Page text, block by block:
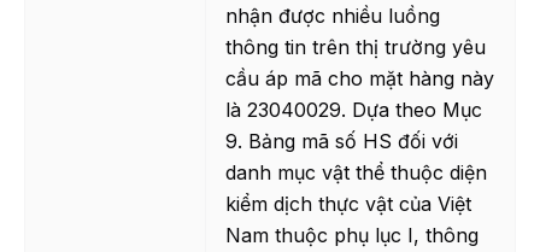
nhận được nhiều luồng
thông tin trên thị trường yêu
cầu áp mã cho mặt hàng này
là 23040029. Dựa theo Mục
9. Bảng mã số HS đối với
danh mục vật thể thuộc diện
kiểm dịch thực vật của Việt
Nam thuộc phụ lục I, thông